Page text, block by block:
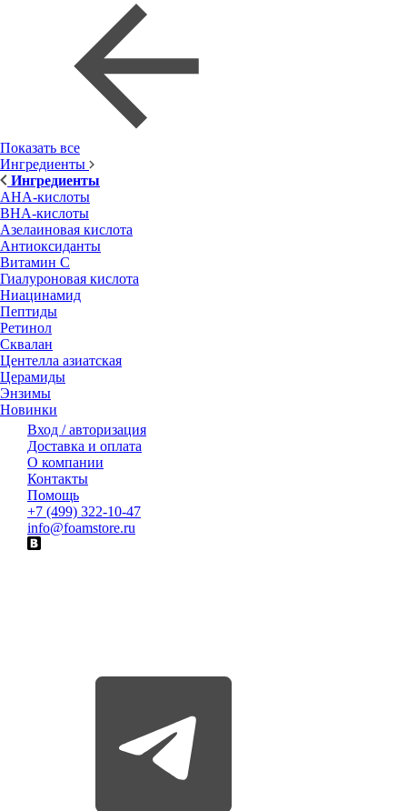
Показать все
Ингредиенты
Ингредиенты
AHA-кислоты
BHA-кислоты
Азелаиновая кислота
Антиоксиданты
Витамин С
Гиалуроновая кислота
Ниацинамид
Пептиды
Ретинол
Сквалан
Центелла азиатская
Церамиды
Энзимы
Новинки
Вход / авторизация
Доставка и оплата
О компании
Контакты
Помощь
+7 (499) 322-10-47
info@foamstore.ru